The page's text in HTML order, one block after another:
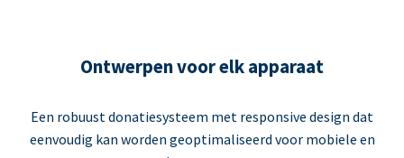
Ontwerpen voor elk apparaat
Een robuust donatiesysteem met responsive design dat
eenvoudig kan worden geoptimaliseerd voor mobiele en